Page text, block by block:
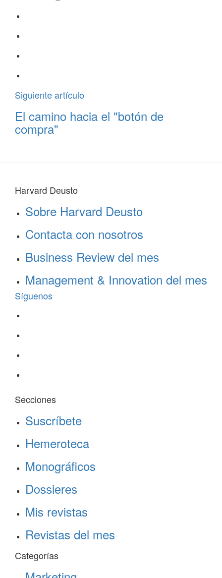
Siguiente artículo
El camino hacia el "botón de
compra"
Harvard Deusto
Sobre Harvard Deusto
Contacta con nosotros
Business Review del mes
Management & Innovation del mes
Síguenos
Secciones
Suscríbete
Hemeroteca
Monográficos
Dossieres
Mis revistas
Revistas del mes
Categorías